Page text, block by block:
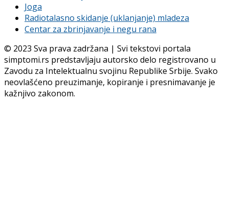
Joga
Radiotalasno skidanje (uklanjanje) mladeza
Centar za zbrinjavanje i negu rana
© 2023 Sva prava zadržana | Svi tekstovi portala
simptomi.rs predstavljaju autorsko delo registrovano u
Zavodu za Intelektualnu svojinu Republike Srbije. Svako
neovlašćeno preuzimanje, kopiranje i presnimavanje je
kažnjivo zakonom.